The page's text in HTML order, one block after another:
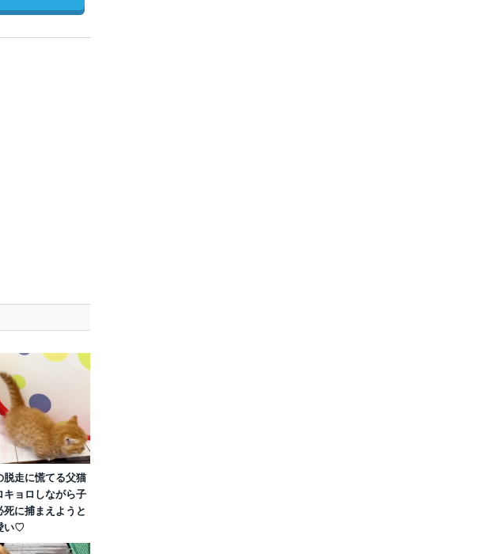
脱走に慌てる父猫
キョロしながら子
に捕まえようと
い♡